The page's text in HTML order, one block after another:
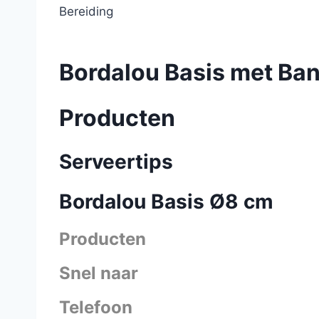
Bereiding
Bordalou Basis met
Producten
Serveertips
Bordalou Basis Ø8 cm
Producten
Snel naar
Telefoon